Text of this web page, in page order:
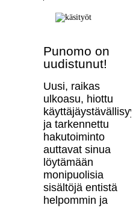
Punomo on
uudistunut!
Uusi, raikas
ulkoasu, hiottu
ja tarkennettu
hakutoiminto
auttavat sinua
löytämään
monipuolisia
sisältöjä entistä
helpommin ja